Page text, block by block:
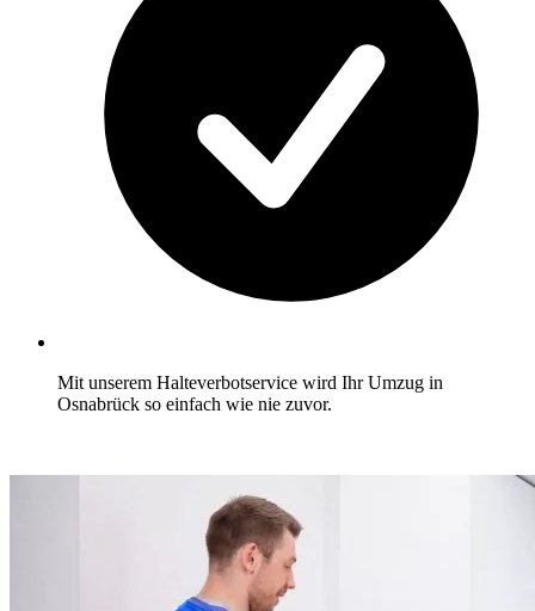
Mit unserem Halteverbotservice wird Ihr Umzug in
Osnabrück so einfach wie nie zuvor.